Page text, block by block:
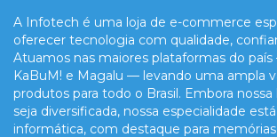
A Infotech é uma loja de e-commerce
oferecer tecnologia com qualidade,
Atuamos nas maiores plataformas do
KaBuM! e Magalu — levando uma ampla
produtos para todo o Brasil. Embora
seja diversificada, nossa especialidade
informática, com destaque para